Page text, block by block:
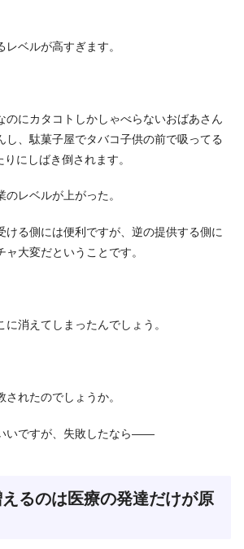
ベルが高すぎます。
のにカタコトしかしゃべらないおばあさん
し、駄菓子屋でタバコ子供の前で吸ってる
にしばき倒されます。
レベルが上がった。
ける側には便利ですが、逆の提供する側に
大変だということです。
消えてしまったんでしょう。
れたのでしょうか。
いですが、失敗したなら――
るのは医療の発達だけが原